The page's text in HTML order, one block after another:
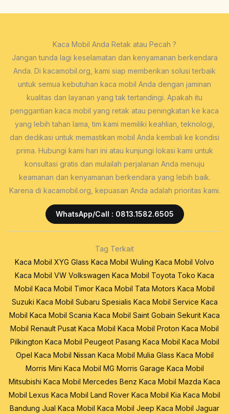
Kaca Mobil Anda Retak atau Pecah ?
Jangan tunda lagi keselamatan dan kenyamanan berkendara
Anda. Di kacamobil.org, kami siap memberikan solusi terbaik
untuk semua kebutuhan kaca mobil Anda dengan jaminan
kualitas dan layanan yang tak tertandingi. Apakah itu
penggantian kaca mobil yang retak atau peningkatan ke kaca
yang lebih tahan lama, tim kami memiliki keahlian, teknologi,
dan dedikasi untuk memastikan mobil Anda kembali ke kondisi
prima. Hubungi kami hari ini atau kunjungi lokasi kami untuk
konsultasi gratis dan mulailah perjalanan Anda menuju
keamanan dan kenyamanan berkendara yang lebih baik.
Karena di kacamobil.org, kepuasan Anda adalah prioritas kami.
WhatsApp/Call : 0813.1582.6505
Tag Terkait
Kaca Mobil XYG Glass Kaca Mobil Wuling Kaca Mobil Volvo
Kaca Mobil VW Volkswagen Kaca Mobil Toyota Toko Kaca
Mobil Kaca Mobil Timor Kaca Mobil Tata Motors Kaca Mobil
Suzuki Kaca Mobil Subaru Spesialis Kaca Mobil Service Kaca
Mobil Kaca Mobil Scania Kaca Mobil Saint Gobain Sekurit Kaca
Mobil Renault Pusat Kaca Mobil Kaca Mobil Proton Kaca Mobil
Pilkington Kaca Mobil Peugeot Pasang Kaca Mobil Kaca Mobil
Opel Kaca Mobil Nissan Kaca Mobil Mulia Glass Kaca Mobil
Morris Mini Kaca Mobil MG Morris Garage Kaca Mobil
Mitsubishi Kaca Mobil Mercedes Benz Kaca Mobil Mazda Kaca
Mobil Lexus Kaca Mobil Land Rover Kaca Mobil Kia Kaca Mobil
Bandung Jual Kaca Mobil Kaca Mobil Jeep Kaca Mobil Jaguar